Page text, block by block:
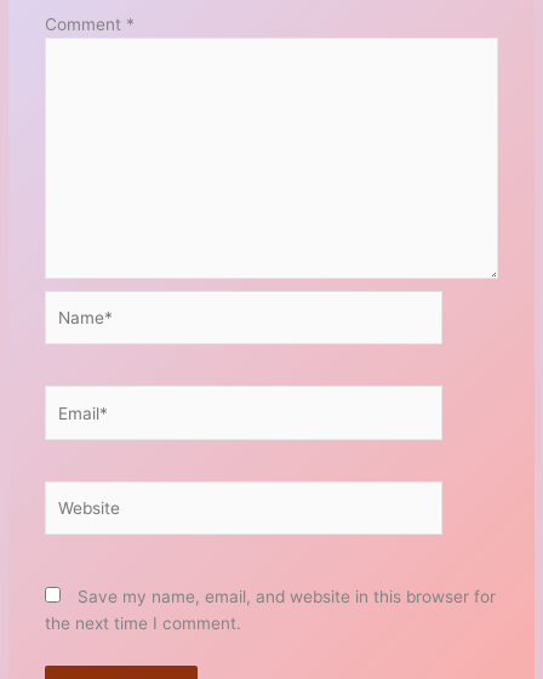
Comment *
Save my name, email, and website in this browser for
the next time I comment.